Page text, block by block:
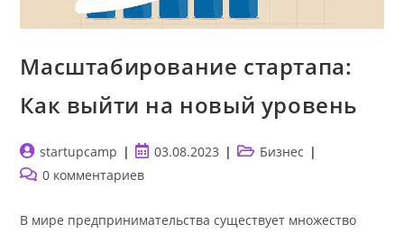
Масштабирование стартапа:
Как выйти на новый уровень
Автор
записи:
startupcamp
Запись
опубликована:
03.08.2023
Рубрика
Бизнес
Комментарии
записи:
0 комментариев
В мире предпринимательства существует множество